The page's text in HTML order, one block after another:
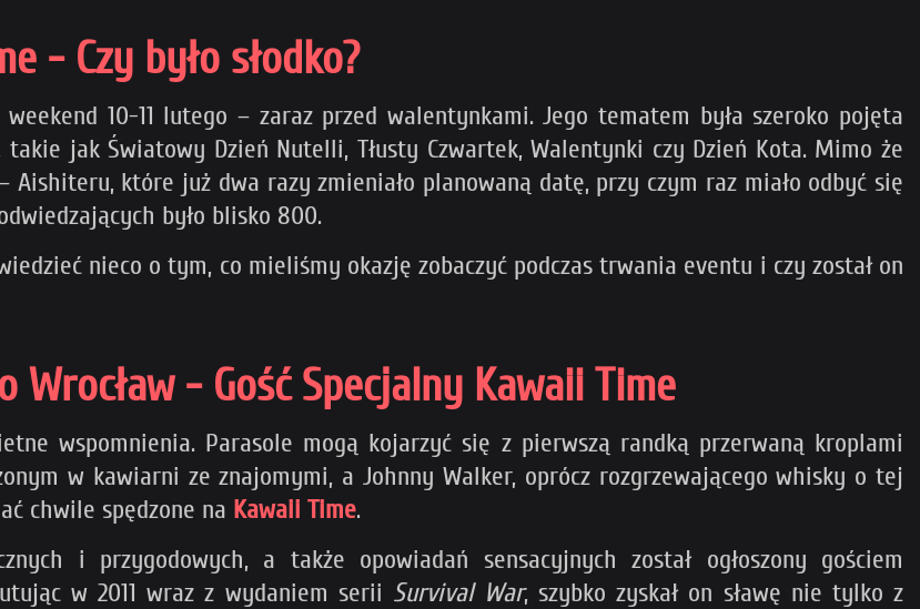
- Czy było słodko?
10-11 lutego – zaraz przed walentynkami. Jego tematem była szeroko pojęta
jak Światowy Dzień Nutelli, Tłusty Czwartek, Walentynki czy Dzień Kota. Mimo że
które już dwa razy zmieniało planowaną datę, przy czym raz miało odbyć się
było blisko 800.
nieco o tym, co mieliśmy okazję zobaczyć podczas trwania eventu i czy został on
- Gość Specjalny Kawaii Time
wspomnienia. Parasole mogą kojarzyć się z pierwszą randką przerwaną kroplami
w kawiarni ze znajomymi, a Johnny Walker, oprócz rozgrzewającego whisky o tej
chwile spędzone na Kawaii Time.
i przygodowych, a także opowiadań sensacyjnych został ogłoszony gościem
w 2011 wraz z wydaniem serii Survival War, szybko zyskał on sławę nie tylko z